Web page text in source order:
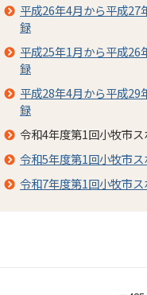
平成26年4月から平成27
録
平成25年1月から平成26
録
平成28年4月から平成29
録
令和4年度第1回小牧市
令和5年度第1回小牧市
令和7年度第1回小牧市